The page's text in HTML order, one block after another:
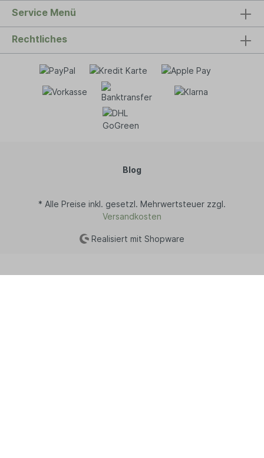
Service Menü
Rechtliches
Blog
* Alle Preise inkl. gesetzl. Mehrwertsteuer zzgl.
Versandkosten
Realisiert mit Shopware